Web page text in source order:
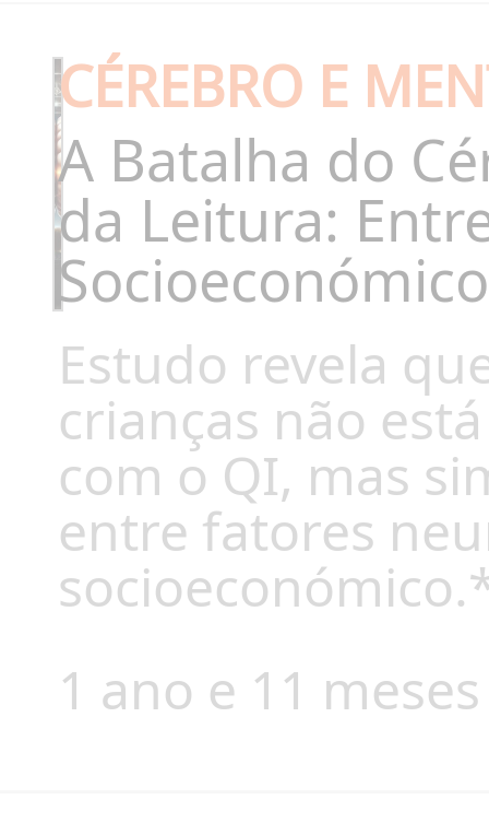
CÉREBRO E
A Batalha do
da Leitura:
Socioeconómico
Estudo revela
crianças não
com o QI, mas
entre fatores
1 ano e 11